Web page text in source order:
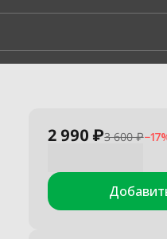
2 990 ₽3 600 ₽−17